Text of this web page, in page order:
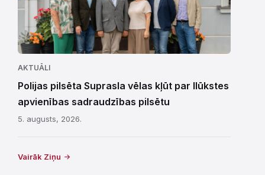
AKTUĀLI
Polijas pilsēta Suprasla vēlas kļūt par Ilūkstes
apvienības sadraudzības pilsētu
5. augusts, 2026.
Vairāk Ziņu